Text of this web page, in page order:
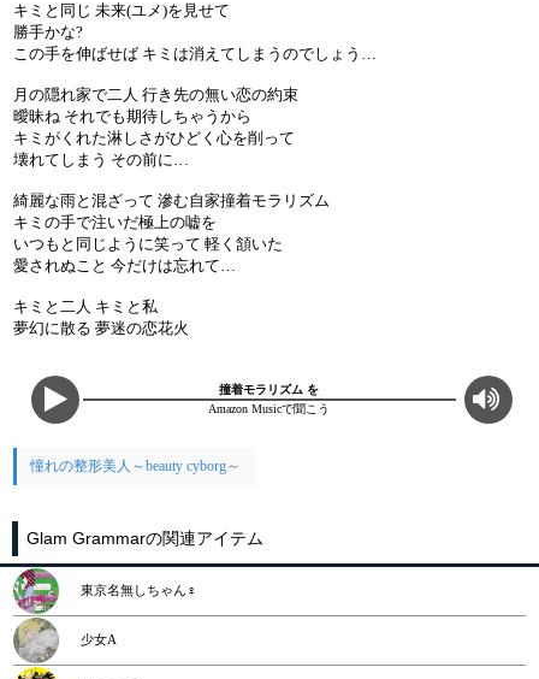
キミと同じ 未来(ユメ)を見せて
勝手かな?
この手を伸ばせば キミは消えてしまうのでしょう…
月の隠れ家で二人 行き先の無い恋の約束
曖昧ね それでも期待しちゃうから
キミがくれた淋しさがひどく心を削って
壊れてしまう その前に…
綺麗な雨と混ざって 滲む自家撞着モラリズム
キミの手で注いだ極上の嘘を
いつもと同じように笑って 軽く頷いた
愛されぬこと 今だけは忘れて…
キミと二人 キミと私
夢幻に散る 夢迷の恋花火
撞着モラリズム を
Amazon Musicで聞こう
憧れの整形美人～beauty cyborg～
Glam Grammarの関連アイテム
東京名無しちゃん♀
少女A